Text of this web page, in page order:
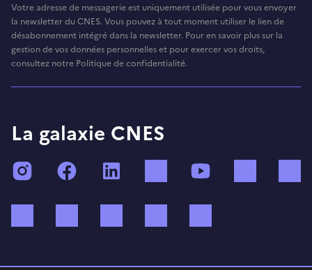
Votre adresse de messagerie est uniquement utilisée pour vous envoyer
la newsletter du CNES. Vous pouvez à tout moment utiliser le lien de
désabonnement intégré dans la newsletter. Pour en savoir plus sur la
gestion de vos données personnelles et pour exercer vos droits,
consultez notre Politique de confidentialité.
La galaxie CNES
InstagramFacebook TikTok